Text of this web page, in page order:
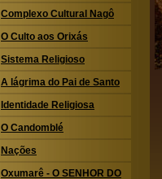
Complexo Cultural Nagô
O Culto aos Orixás
Sistema Religioso
A lágrima do Pai de Santo
Identidade Religiosa
O Candomblé
Nações
Oxumarê - O SENHOR DO